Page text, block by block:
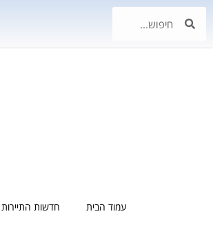
עמוד הבית חדשות התיירות